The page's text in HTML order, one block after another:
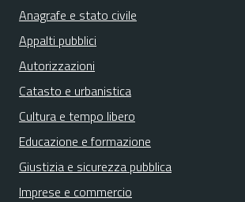
Anagrafe e stato civile
Appalti pubblici
Autorizzazioni
Catasto e urbanistica
Cultura e tempo libero
Educazione e formazione
Giustizia e sicurezza pubblica
Imprese e commercio